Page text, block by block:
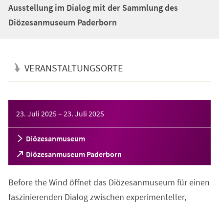
Ausstellung im Dialog mit der Sammlung des
Diözesanmuseum Paderborn
VERANSTALTUNGSORTE
23. Juli 2025– 23. Juli 2025
Diözesanmuseum
Diözesanmuseum Paderborn
(Öffnet
in
neuen
Tab)
Before the Wind öffnet das Diözesanmuseum für einen
faszinierenden Dialog zwischen experimenteller,